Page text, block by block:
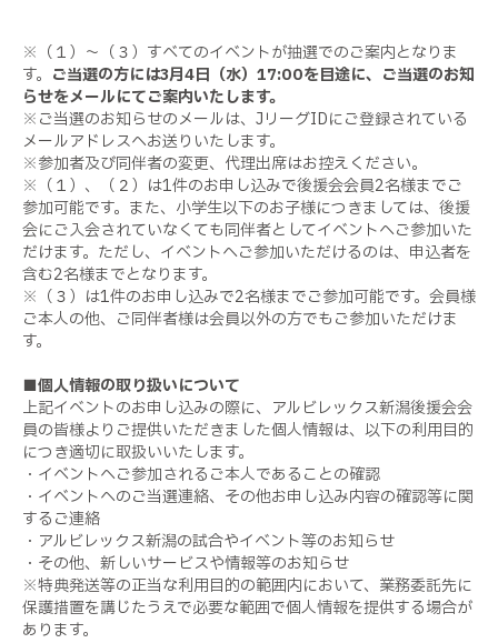
※（１）～（３）すべてのイベントが抽選でのご案内となりま
す。 ご当選の方には3月4日（水）17:00を目途に、ご当選のお知
らせをメールにてご案内いたします。
※ご当選のお知らせのメールは、JリーグIDにご登録されている
メールアドレスへお送りいたします。
※参加者及び同伴者の変更、代理出席はお控えください。
※（１）、（２）は1件のお申し込みで後援会会員2名様までご
参加可能です。また、小学生以下のお子様につきましては、後援
会にご入会されていなくても同伴者としてイベントへご参加いた
だけます。ただし、イベントへご参加いただけるのは、申込者を
含む2名様までとなります。
※（３）は1件のお申し込みで2名様までご参加可能です。会員様
ご本人の他、ご同伴者様は会員以外の方でもご参加いただけま
す。
■個人情報の取り扱いについて
上記イベントのお申し込みの際に、アルビレックス新潟後援会会
員の皆様よりご提供いただきました個人情報は、以下の利用目的
につき適切に取扱いいたします。
・イベントへご参加されるご本人であることの確認
・イベントへのご当選連絡、その他お申し込み内容の確認等に関
するご連絡
・アルビレックス新潟の試合やイベント等のお知らせ
・その他、新しいサービスや情報等のお知らせ
※特典発送等の正当な利用目的の範囲内において、業務委託先に
保護措置を講じたうえで必要な範囲で個人情報を提供する場合が
あります。